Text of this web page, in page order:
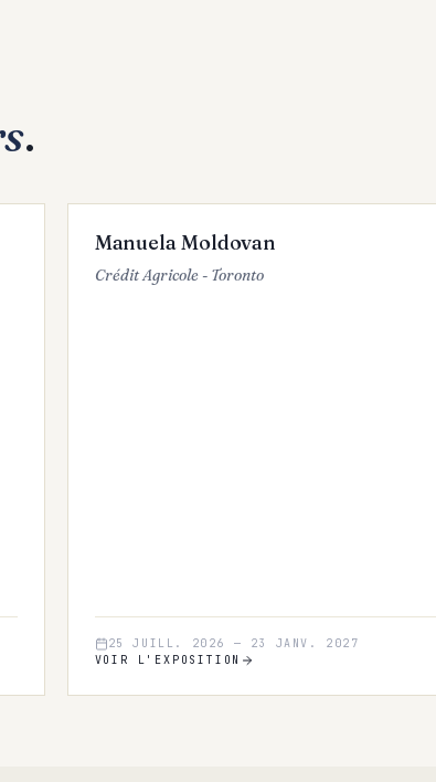
.
PAS D'IMAGE
Manuela Moldovan
Crédit Agricole - Toronto
25 JUILL. 2026 — 23 JANV. 2027
VOIR L'EXPOSITION